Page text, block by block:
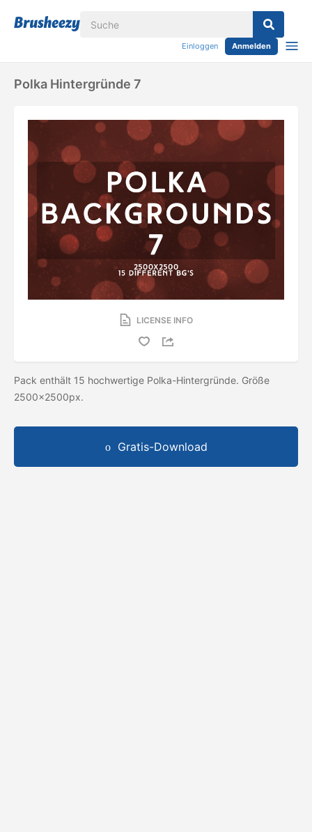
Einloggen Anmelden
Polka Hintergründe 7
LICENSE INFO
Pack enthält 15 hochwertige Polka-Hintergründe. Größe
2500x2500px.
Gratis-Download